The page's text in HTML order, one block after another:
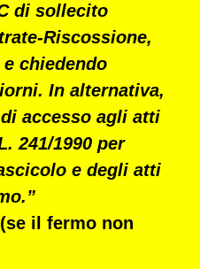
di sollecito
Riscossione,
chiedendo
In alternativa,
accesso agli atti
241/1990 per
e degli atti
il fermo non